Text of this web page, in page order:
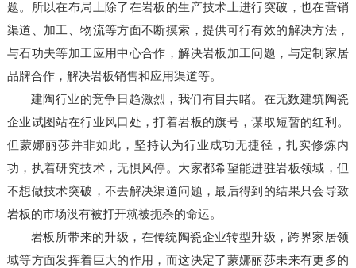
题。所以在布局上除了在岩板的生产技术上进行突破，也在营销
渠道、加工、物流等方面不断摸索，提供可行有效的解决方法，
与石功夫等加工应用中心合作，解决岩板加工问题，与定制家居
品牌合作，解决岩板销售和应用渠道等。
建陶行业的竞争日趋激烈，我们有目共睹。在无数建筑陶瓷
企业试图站在行业风口处，打着岩板的旗号，谋取短暂的红利。
但蒙娜丽莎并非如此，坚持认为行业成功无捷径，扎实修炼内
功，执着研究技术，无惧风停。大家都希望能进驻岩板领域，但
不想做技术突破，不去解决渠道问题，最后得到的结果只会导致
岩板的市场没有被打开就被扼杀的命运。
岩板所带来的升级，在传统陶瓷企业转型升级，跨界家居领
域等方面发挥着巨大的作用，而这决定了蒙娜丽莎未来有更多的